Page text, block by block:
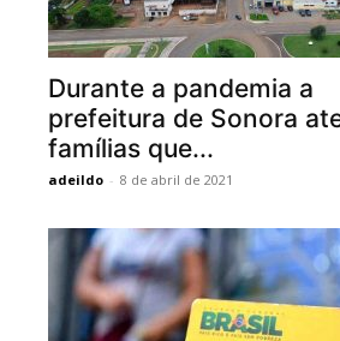
Durante a pandemia a
prefeitura de Sonora
famílias que...
adeildo - 8 de abril de 2021